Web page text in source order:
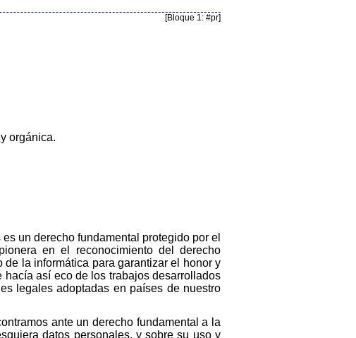
[Bloque 1: #pr]
orgánica.
un derecho fundamental protegido por el
en el reconocimiento del derecho
la informática para garantizar el honor y
así eco de los trabajos desarrollados
legales adoptadas en países de nuestro
ante un derecho fundamental a la
datos personales, y sobre su uso y